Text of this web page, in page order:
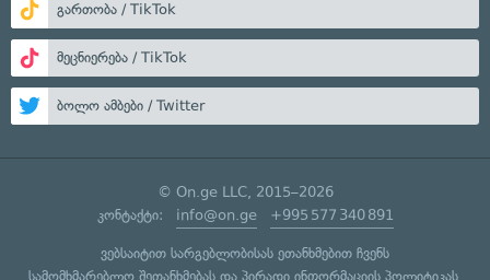
გართობა / TikTok
მეცნიერება / TikTok
ბოლო ამბები / Twitter
© On.ge LLC, 2015–2026
კონტაქტი: info@on.ge +995 577 340 891
ვებსაიტით სარგებლობისას ეთანხმებით ჩვენს
სამომხმარებლო შეთანხმებასდა პირადი ინფორმაციის პოლიტიკას.